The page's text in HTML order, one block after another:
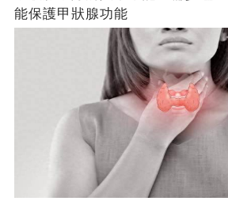
能保護甲狀腺功能